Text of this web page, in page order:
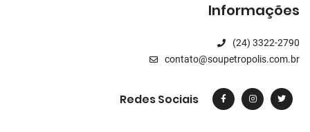
Informações
(24) 3322-2790
contato@soupetropolis.com.br
Redes Sociais